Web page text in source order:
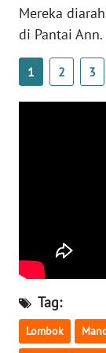
Mereka
di Pantai Ann.
1 2 3
Tag:
Lombok
WN
BANTEN
NTT
PAPUA
BARAT
WN
RIAU